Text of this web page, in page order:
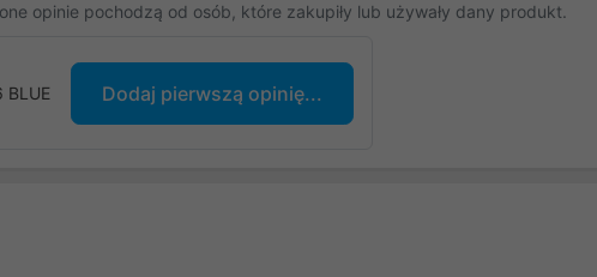
opinie pochodzą od osób, które zakupiły lub używały dany produkt.
BLUE
Dodaj pierwszą opinię...